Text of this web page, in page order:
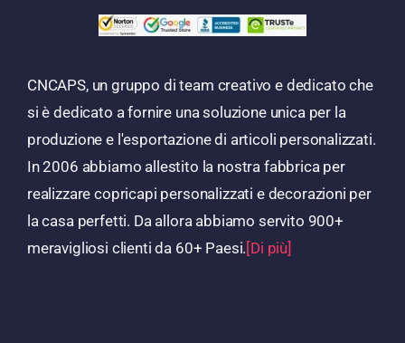
CNCAPS, un gruppo di team creativo e dedicato che
si è dedicato a fornire una soluzione unica per la
produzione e l'esportazione di articoli personalizzati.
In 2006 abbiamo allestito la nostra fabbrica per
realizzare copricapi personalizzati e decorazioni per
la casa perfetti. Da allora abbiamo servito 900+
meravigliosi clienti da 60+ Paesi. [Di più]